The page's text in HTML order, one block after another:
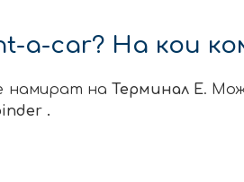
a-car? На кои
намират наТерминал Е.
.